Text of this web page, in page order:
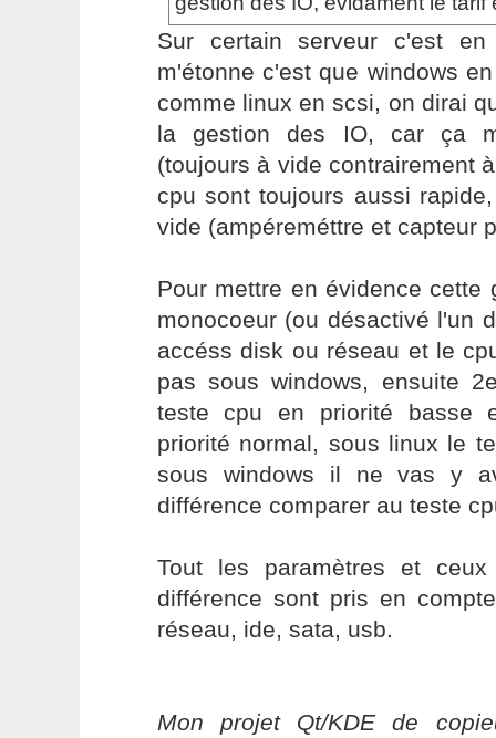
Sur certain serveur c'est
m'étonne c'est que windows
comme linux en scsi, on dirai
la gestion des IO, car ça
(toujours à vide contrairement
cpu sont toujours aussi
vide (ampéreméttre et capteur
Pour mettre en évidence cette
monocoeur (ou désactivé l'un
accéss disk ou réseau et le
pas sous windows, ensuite
teste cpu en priorité basse
priorité normal, sous linux le
sous windows il ne vas y
différence comparer au teste
Tout les paramètres et
différence sont pris en
réseau, ide, sata, usb.
Mon projet Qt/KDE de